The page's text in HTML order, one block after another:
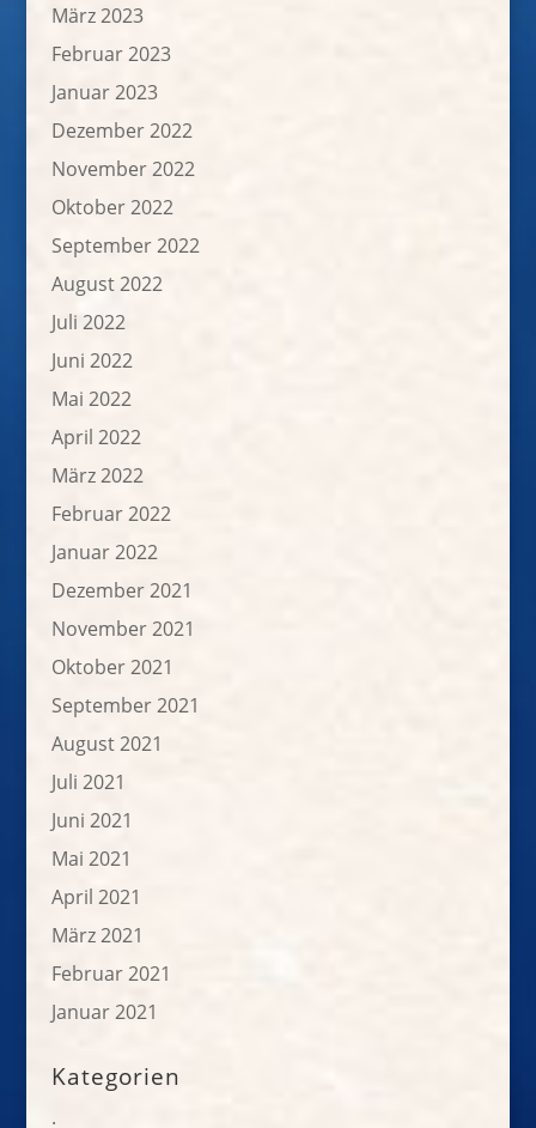
März 2023
Februar 2023
Januar 2023
Dezember 2022
November 2022
Oktober 2022
September 2022
August 2022
Juli 2022
Juni 2022
Mai 2022
April 2022
März 2022
Februar 2022
Januar 2022
Dezember 2021
November 2021
Oktober 2021
September 2021
August 2021
Juli 2021
Juni 2021
Mai 2021
April 2021
März 2021
Februar 2021
Januar 2021
Kategorien
.